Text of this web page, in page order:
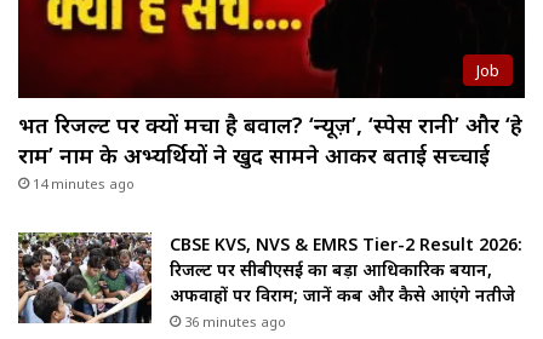
Job
भर्ती रिजल्ट पर क्यों मचा है बवाल? ‘न्यूज़’, ‘स्पेस रानी’ और ‘हे
राम’ नाम के अभ्यर्थियों ने खुद सामने आकर बताई सच्चाई
14 minutes ago
CBSE KVS, NVS & EMRS Tier-2 Result 2026:
रिजल्ट पर सीबीएसई का बड़ा आधिकारिक बयान,
अफवाहों पर विराम; जानें कब और कैसे आएंगे नतीजे
36 minutes ago